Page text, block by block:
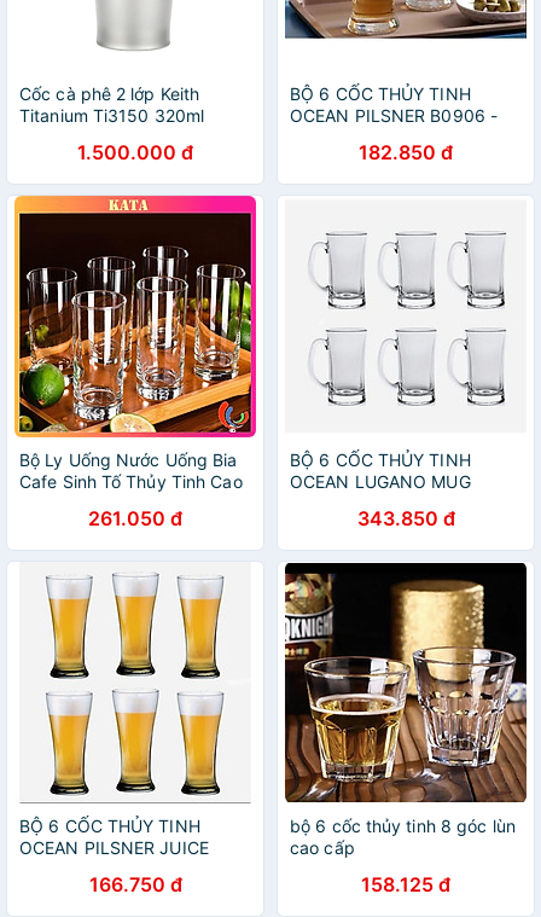
Cốc cà phê 2 lớp Keith
Titanium Ti3150 320ml
1.500.000 đ
BỘ 6 CỐC THỦY TINH
OCEAN PILSNER B0906 -
182.850 đ
Bộ Ly Uống Nước Uống Bia
Cafe Sinh Tố Thủy Tinh Cao
Drink B07812 Dung Tích
340ml
261.050 đ
BỘ 6 CỐC THỦY TINH
OCEAN LUGANO MUG
343.850 đ
BỘ 6 CỐC THỦY TINH
OCEAN PILSNER JUICE
166.750 đ
bộ 6 cốc thủy tinh 8 góc lùn
cao cấp
158.125 đ